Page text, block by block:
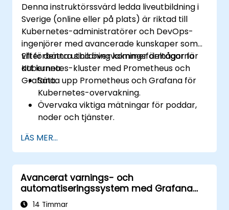
Denna instruktörssvärd ledda liveutbildning i
Sverige (online eller på plats) är riktad till
Kubernetes-administratörer och DevOps-
ingenjörer med avancerade kunskaper som
vill förbättra sina övervakningsförmågor för
Kubernetes-kluster med Prometheus och
Grafana.
Efter denna utbildning kommer deltagarna
att kunna:
Sätta upp Prometheus och Grafana för
Kubernetes-overvakning.
Övervaka viktiga mätningar för poddar,
noder och tjänster.
att visualisera klusterhälsa och
prestanda.
Implementera aviseringstrategier för
proaktiv felupplösning.
Tillämpa bästa praxis för skalning av
övervakningslösningar i Kubernetes-
LÄS MER...
Avancerat varnings- och
automatiseringssystem med Grafana
och Prometheus
14 Timmar